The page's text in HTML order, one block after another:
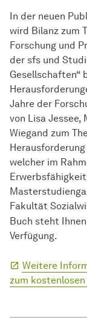
In der neuen
wird Bilanz zum
Forschung und
der sfs und
Gesellschaften“
Jahre der
von Lisa Jessee,
Wiegand zum
welcher im
Fakultät
Buch steht Ihnen
Verfügung.
Weitere
zum